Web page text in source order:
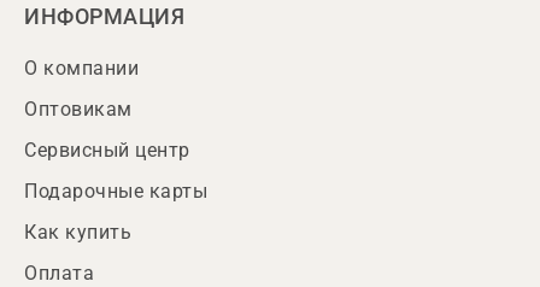
ИНФОРМАЦИЯ
О компании
Оптовикам
Сервисный центр
Подарочные карты
Как купить
Оплата